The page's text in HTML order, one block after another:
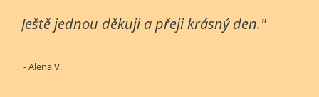
Ještě jednou děkuji a přeji krásný den."
- Alena V.